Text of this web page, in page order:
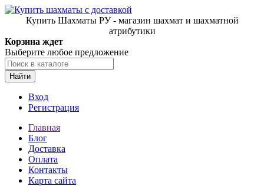
Купить Шахматы РУ - магазин шахмат и шахматной
атрибутики
Корзина ждет
Выберите любое предложение
Найти
Вход
Регистрация
Главная
Блог
Доставка
Оплата
Контакты
Карта сайта